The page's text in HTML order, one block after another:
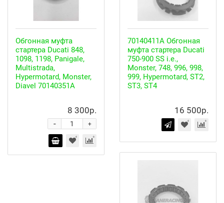
Обгонная муфта
стартера Ducati 848,
1098, 1198, Panigale,
Multistrada,
Hypermotard, Monster,
Diavel 70140351A
8 300р.
+
-
70140411A Обгонная
муфта стартера Ducati
750-900 SS i.e.,
Monster, 748, 996, 998,
999, Hypermotard, ST2,
ST3, ST4
16 500р.